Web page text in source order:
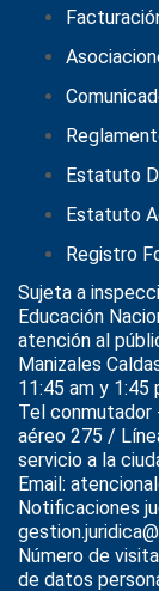
Estatuto
Estatuto
Registro
Sujeta a
Educación
atención al
Manizales
11:45 am y 1:45
Tel
aéreo 275 /
servicio a la
Email:
Notificaciones
Número de
de datos